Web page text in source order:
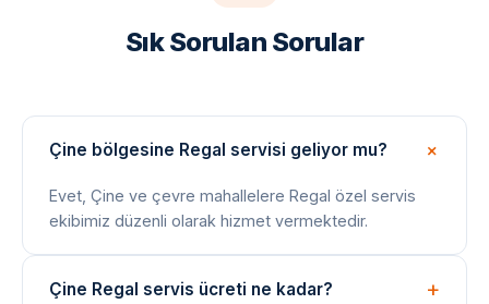
Sık Sorulan Sorular
Çine bölgesine Regal servisi geliyor mu?
Evet, Çine ve çevre mahallelere Regal özel servis
ekibimiz düzenli olarak hizmet vermektedir.
Çine Regal servis ücreti ne kadar?